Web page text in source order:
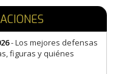
- Los mejores defensas
figuras y quiénes